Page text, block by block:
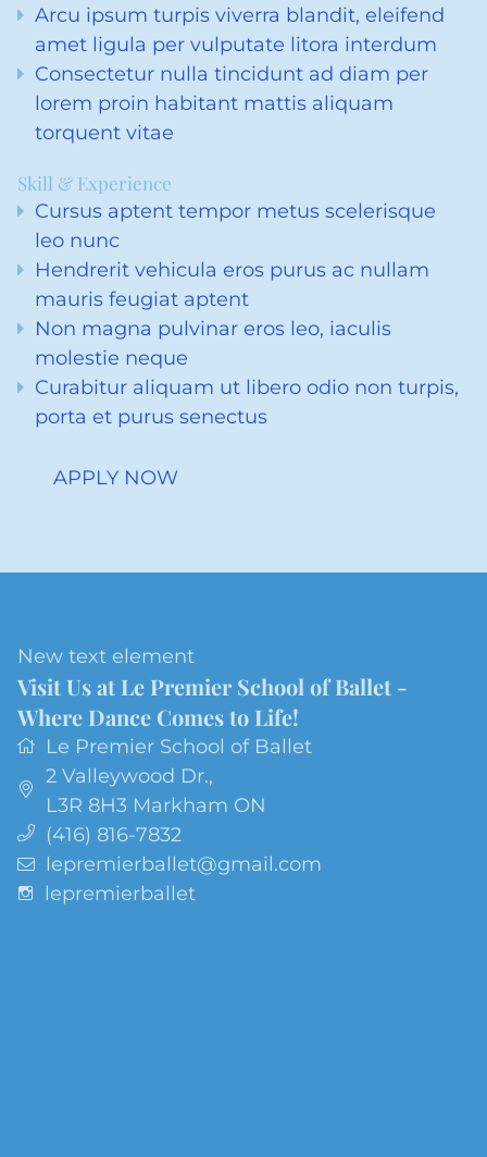
Arcu ipsum turpis viverra blandit, eleifend
amet ligula per vulputate litora interdum
Consectetur nulla tincidunt ad diam per
lorem proin habitant mattis aliquam
torquent vitae
Skill & Experience
Cursus aptent tempor metus scelerisque
leo nunc
Hendrerit vehicula eros purus ac nullam
mauris feugiat aptent
Non magna pulvinar eros leo, iaculis
molestie neque
Curabitur aliquam ut libero odio non turpis,
porta et purus senectus
APPLY NOW
New text element
Visit Us at Le Premier School of Ballet -
Where Dance Comes to Life!
Le Premier School of Ballet
2 Valleywood Dr.,
L3R 8H3 Markham ON
(416) 816-7832
lepremierballet@gmail.com
lepremierballet